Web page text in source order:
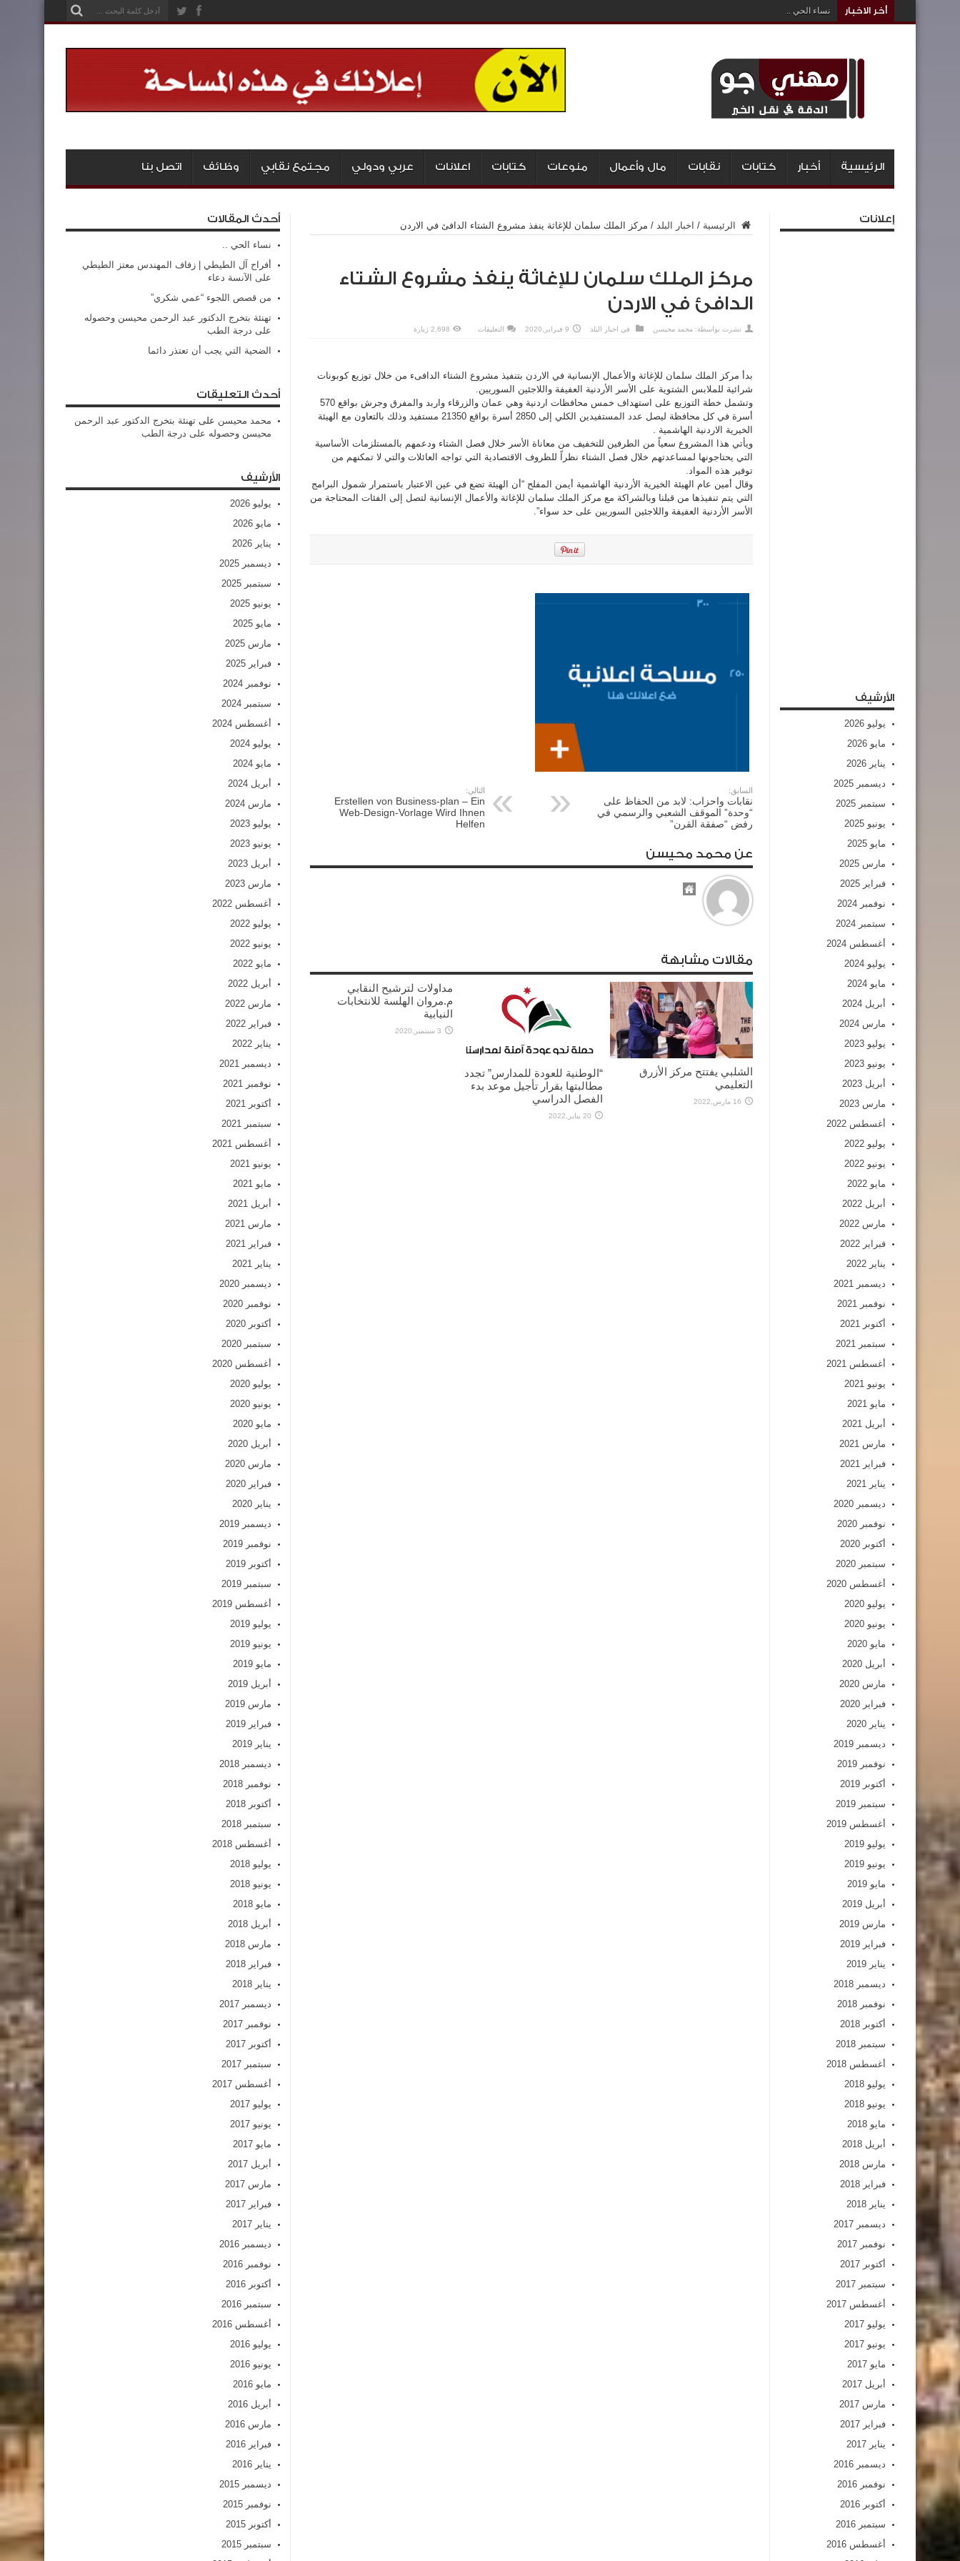
أخر الاخبار نساء الحي ..
الرئيسية أخبار كتابات نقابات مال وأعمال منوعات كتابات اعلانات عربي ودولي مجتمع نقابي وظائف اتصل بنا
الرئيسية / اخبار البلد / مركز الملك سلمان للإغاثة ينفذ مشروع الشتاء الدافئ في الاردن
مركز الملك سلمان للإغاثة ينفذ مشروع الشتاء
الدافئ في الاردن
نشرت بواسطة: محمد محيسن في اخبار البلد 9 فبراير,2020 التعليقات
مشروع
الشتاء
الدافئ
في
الاردن
مغلقة
2,698 زيارة
بدأ مركز الملك سلمان للإغاثة والأعمال الإنسانية في الاردن بتنفيذ مشروع الشتاء الدافىء من خلال توزيع كوبونات
شرائية للملابس الشتوية على الأسر الأردنية العفيفة واللاجئين السوريين.
وتشمل خطة التوزيع على استهداف خمس محافظات اردنية وهي عمان والزرقاء واربد والمفرق وجرش بواقع 570
أسرة في كل محافظة ليصل عدد المستفيدين الكلي إلى 2850 أسرة بواقع 21350 مستفيد وذلك بالتعاون مع الهيئة
الخيرية الاردنية الهاشمية .
ويأتي هذا المشروع سعياً من الطرفين للتخفيف من معاناة الأسر خلال فصل الشتاء ودعمهم بالمستلزمات الأساسية
التي يحتاجونها لمساعدتهم خلال فصل الشتاء نظراً للظروف الاقتصادية التي تواجه العائلات والتي لا تمكنهم من
توفير هذه المواد.
وقال أمين عام الهيئة الخيرية الأردنية الهاشمية أيمن المفلح “أن الهيئة تضع في عين الاعتبار باستمرار شمول البرامج
التي يتم تنفيذها من قبلنا وبالشراكة مع مركز الملك سلمان للإغاثة والأعمال الإنسانية لتصل إلى الفئات المحتاجة من
الأسر الأردنية العفيفة واللاجئين السوريين على حد سواء”.
السابق:
نقابات واحزاب: لابد من الحفاظ على
“وحدة” الموقف الشعبي والرسمي في
رفض “صفقة القرن”
التالي:
Erstellen von Business-plan – Ein
Web-Design-Vorlage Wird Ihnen
Helfen
عن محمد محيسن
مقالات مشابهة
الشلبي يفتتح مركز الأزرق
التعليمي
16 مارس,2022
“الوطنية للعودة للمدارس” تجدد
مطالبتها بقرار تأجيل موعد بدء
الفصل الدراسي
20 يناير,2022
مداولات لترشيح النقابي
م.مروان الهلسة للانتخابات
النيابية
3 سبتمبر,2020
إعلانات
الأرشيف
يوليو 2026
مايو 2026
يناير 2026
ديسمبر 2025
سبتمبر 2025
يونيو 2025
مايو 2025
مارس 2025
فبراير 2025
نوفمبر 2024
سبتمبر 2024
أغسطس 2024
يوليو 2024
مايو 2024
أبريل 2024
مارس 2024
يوليو 2023
يونيو 2023
أبريل 2023
مارس 2023
أغسطس 2022
يوليو 2022
يونيو 2022
مايو 2022
أبريل 2022
مارس 2022
فبراير 2022
يناير 2022
ديسمبر 2021
نوفمبر 2021
أكتوبر 2021
سبتمبر 2021
أغسطس 2021
يونيو 2021
مايو 2021
أبريل 2021
مارس 2021
فبراير 2021
يناير 2021
ديسمبر 2020
نوفمبر 2020
أكتوبر 2020
سبتمبر 2020
أغسطس 2020
يوليو 2020
يونيو 2020
مايو 2020
أبريل 2020
مارس 2020
فبراير 2020
يناير 2020
ديسمبر 2019
نوفمبر 2019
أكتوبر 2019
سبتمبر 2019
أغسطس 2019
يوليو 2019
يونيو 2019
مايو 2019
أبريل 2019
مارس 2019
فبراير 2019
يناير 2019
ديسمبر 2018
نوفمبر 2018
أكتوبر 2018
سبتمبر 2018
أغسطس 2018
يوليو 2018
يونيو 2018
مايو 2018
أبريل 2018
مارس 2018
فبراير 2018
يناير 2018
ديسمبر 2017
نوفمبر 2017
أكتوبر 2017
سبتمبر 2017
أغسطس 2017
يوليو 2017
يونيو 2017
مايو 2017
أبريل 2017
مارس 2017
فبراير 2017
يناير 2017
ديسمبر 2016
نوفمبر 2016
أكتوبر 2016
سبتمبر 2016
أغسطس 2016
أحدث المقالات
نساء الحي ..
أفراح آل الطيطي | زفاف المهندس معتز الطيطي
على الآنسة دعاء
من قصص اللجوء “عمي شكري”
تهنئة بتخرج الدكتور عبد الرحمن محيسن وحصوله
على درجة الطب
الضحية التي يجب أن تعتذر دائما
أحدث التعليقات
محمد محيسن على تهنئة بتخرج الدكتور عبد الرحمن
محيسن وحصوله على درجة الطب
الأرشيف
يوليو 2026
مايو 2026
يناير 2026
ديسمبر 2025
سبتمبر 2025
يونيو 2025
مايو 2025
مارس 2025
فبراير 2025
نوفمبر 2024
سبتمبر 2024
أغسطس 2024
يوليو 2024
مايو 2024
أبريل 2024
مارس 2024
يوليو 2023
يونيو 2023
أبريل 2023
مارس 2023
أغسطس 2022
يوليو 2022
يونيو 2022
مايو 2022
أبريل 2022
مارس 2022
فبراير 2022
يناير 2022
ديسمبر 2021
نوفمبر 2021
أكتوبر 2021
سبتمبر 2021
أغسطس 2021
يونيو 2021
مايو 2021
أبريل 2021
مارس 2021
فبراير 2021
يناير 2021
ديسمبر 2020
نوفمبر 2020
أكتوبر 2020
سبتمبر 2020
أغسطس 2020
يوليو 2020
يونيو 2020
مايو 2020
أبريل 2020
مارس 2020
فبراير 2020
يناير 2020
ديسمبر 2019
نوفمبر 2019
أكتوبر 2019
سبتمبر 2019
أغسطس 2019
يوليو 2019
يونيو 2019
مايو 2019
أبريل 2019
مارس 2019
فبراير 2019
يناير 2019
ديسمبر 2018
نوفمبر 2018
أكتوبر 2018
سبتمبر 2018
أغسطس 2018
يوليو 2018
يونيو 2018
مايو 2018
أبريل 2018
مارس 2018
فبراير 2018
يناير 2018
ديسمبر 2017
نوفمبر 2017
أكتوبر 2017
سبتمبر 2017
أغسطس 2017
يوليو 2017
يونيو 2017
مايو 2017
أبريل 2017
مارس 2017
فبراير 2017
يناير 2017
ديسمبر 2016
نوفمبر 2016
أكتوبر 2016
سبتمبر 2016
أغسطس 2016
يوليو 2016
يونيو 2016
مايو 2016
أبريل 2016
مارس 2016
فبراير 2016
يناير 2016
ديسمبر 2015
نوفمبر 2015
أكتوبر 2015
سبتمبر 2015